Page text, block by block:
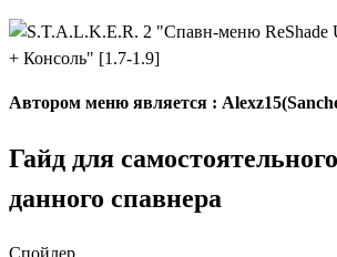
Автором меню является :
Гайд для
данного спавнера
Спойлер